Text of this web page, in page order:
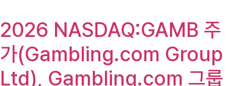
2026 NASDAQ:GAMB 주
가(Gambling.com Group
Ltd), Gambling.com 그룹